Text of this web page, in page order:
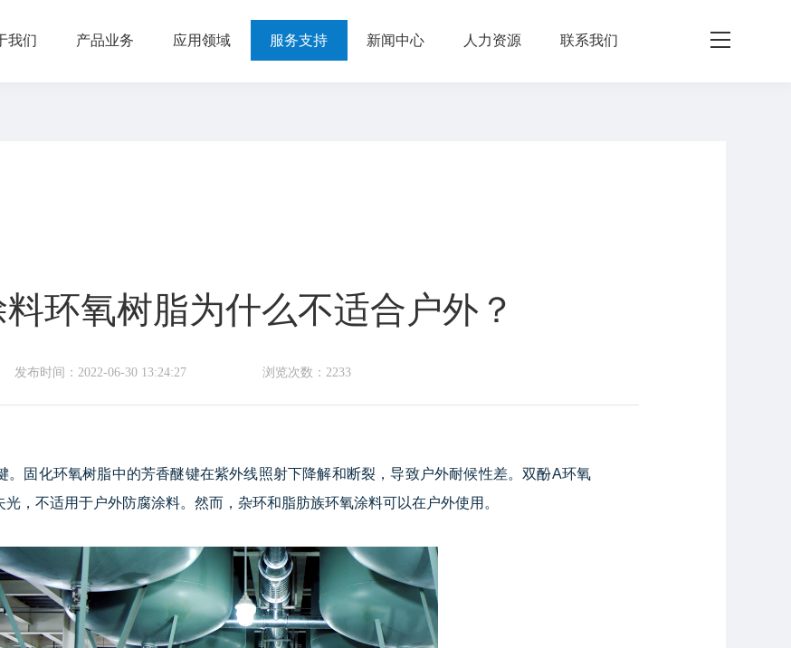
我们 产品业务 应用领域 服务支持 新闻中心 人力资源 联系我们
料环氧树脂为什么不适合户外？
发布时间：2022-06-30 13:24:27 浏览次数：2233
固化环氧树脂中的芳香醚键在紫外线照射下降解和断裂，导致户外耐候性差。双酚A环氧
，不适用于户外防腐涂料。然而，杂环和脂肪族环氧涂料可以在户外使用。